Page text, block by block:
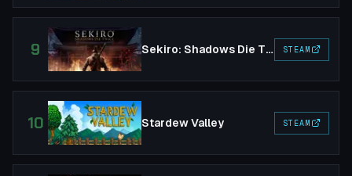
9 Sekiro: Shadows Die Twice STEAM
10 Stardew Valley STEAM